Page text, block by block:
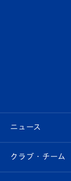
ニュース
すべて
クラブ・チーム